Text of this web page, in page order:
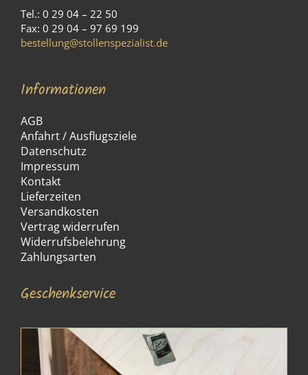
Tel.: 0 29 04 – 22 50
Fax: 0 29 04 – 97 69 199
bestellung@stollenspezialist.de
Informationen
AGB
Anfahrt / Ausflugsziele
Datenschutz
Impressum
Kontakt
Lieferzeiten
Versandkosten
Vertrag widerrufen
Widerrufsbelehrung
Zahlungsarten
Geschenkservice